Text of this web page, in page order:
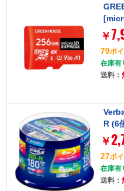
￥
79ポ
在庫有
送料：
R (6
ド)]
￥
27ポ
在庫有
送料：